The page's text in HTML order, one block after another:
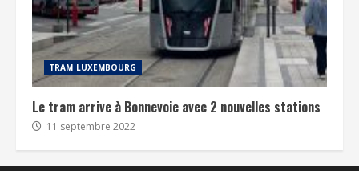
TRAM LUXEMBOURG
Le tram arrive à Bonnevoie avec 2 nouvelles stations
11 septembre 2022